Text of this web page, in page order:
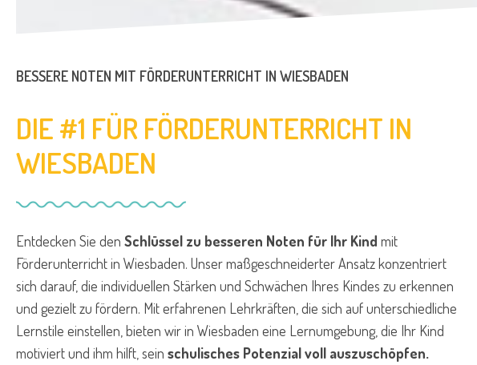
BESSERE NOTEN MIT FÖRDERUNTERRICHT IN WIESBADEN
DIE #1 FÜR FÖRDERUNTERRICHT IN
WIESBADEN
Entdecken Sie den Schlüssel zu besseren Noten für Ihr Kind mit
Förderunterricht in Wiesbaden. Unser maßgeschneiderter Ansatz konzentriert
sich darauf, die individuellen Stärken und Schwächen Ihres Kindes zu erkennen
und gezielt zu fördern. Mit erfahrenen Lehrkräften, die sich auf unterschiedliche
Lernstile einstellen, bieten wir in Wiesbaden eine Lernumgebung, die Ihr Kind
motiviert und ihm hilft, sein schulisches Potenzial voll auszuschöpfen.